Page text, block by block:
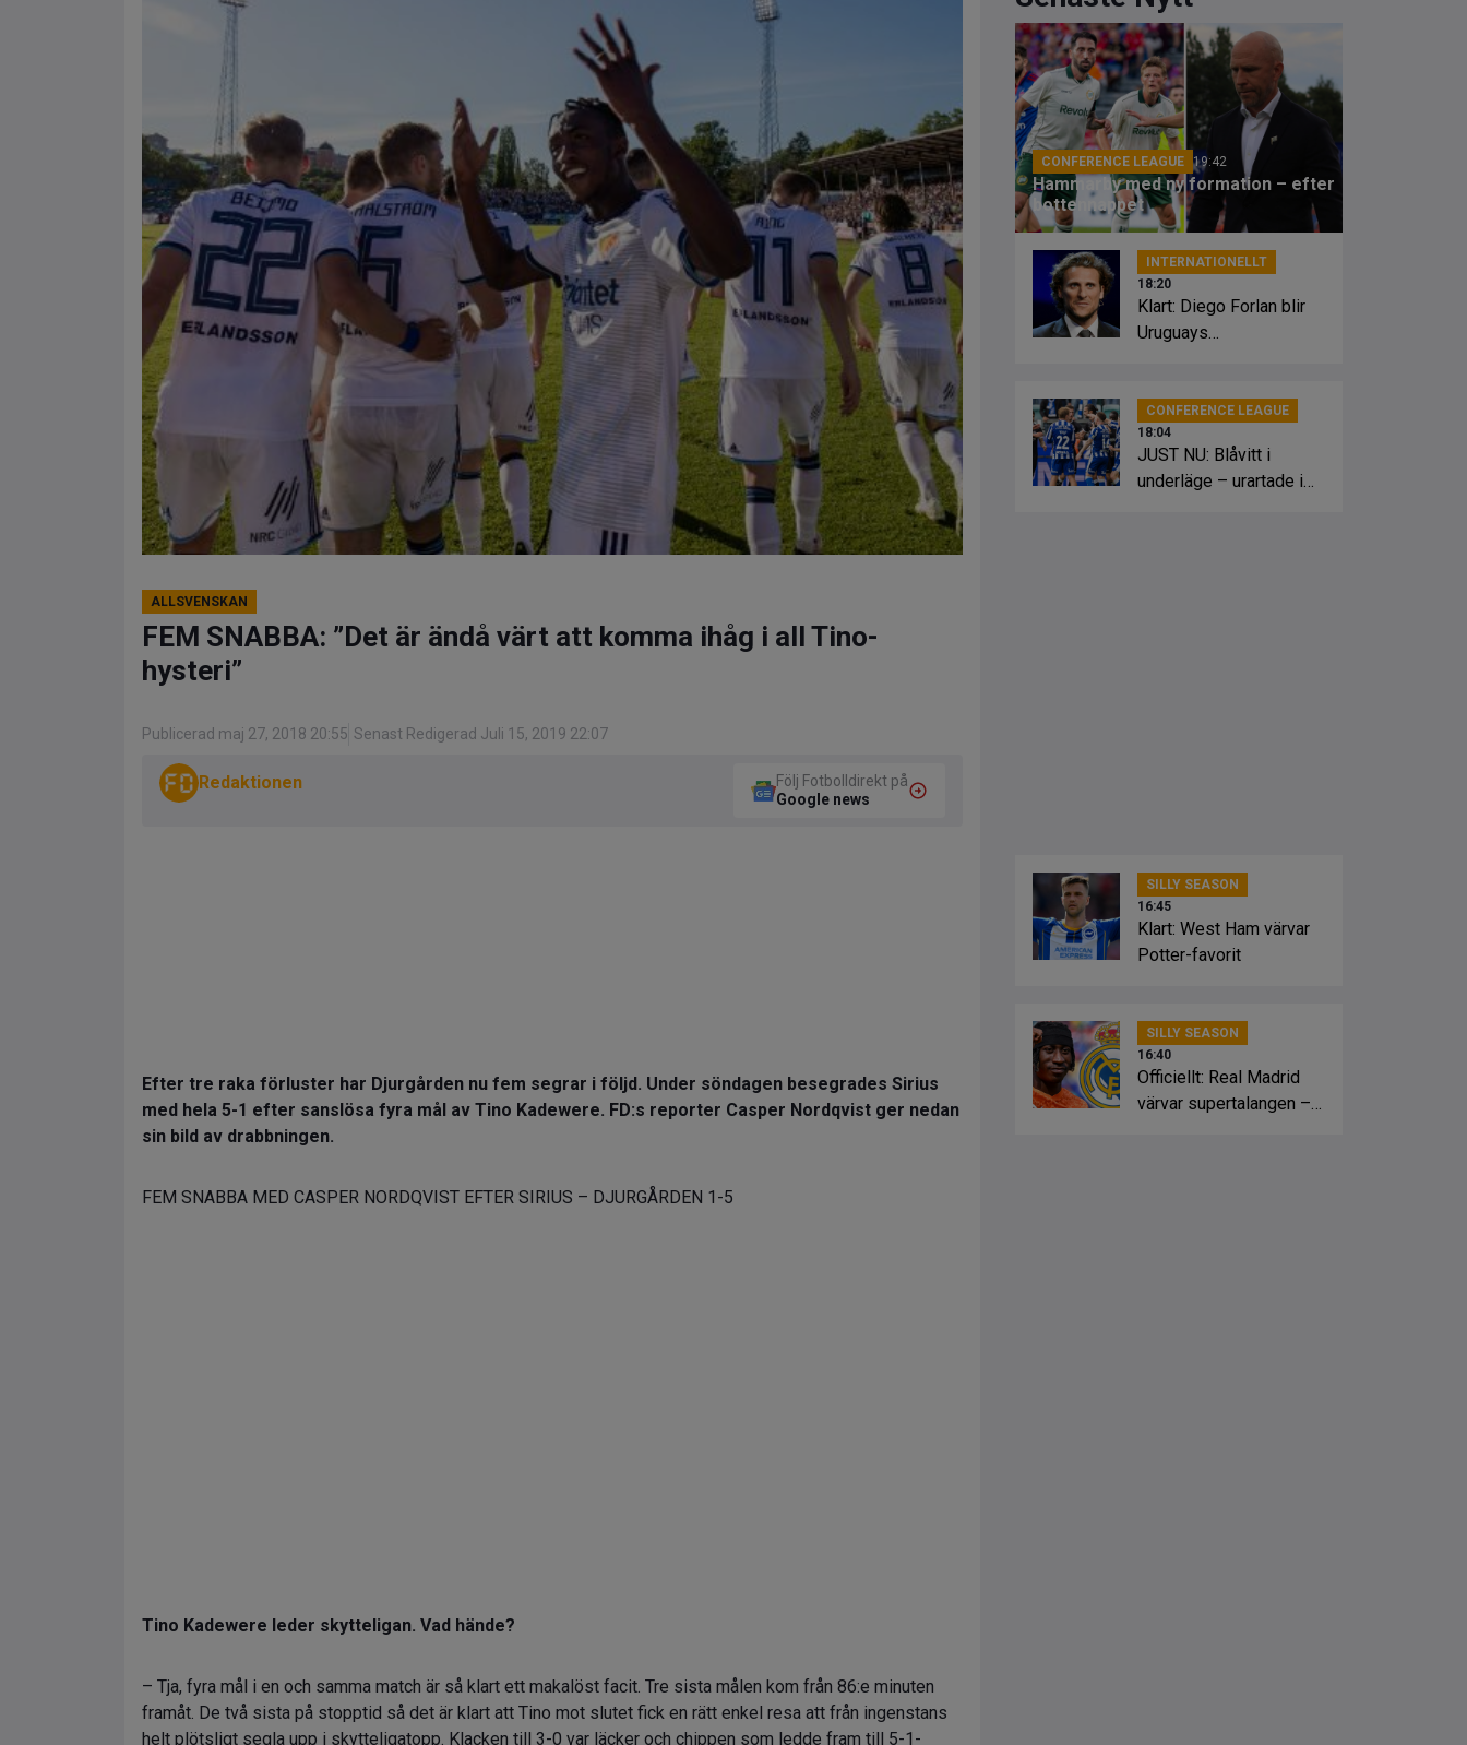
ALLSVENSKAN
FEM SNABBA: ”Det är ändå värt att komma ihåg i all Tino-
hysteri”
Publicerad maj 27, 2018 20:55 Senast Redigerad Juli 15, 2019 22:07
Redaktionen
Följ Fotbolldirekt på
Google news
Efter tre raka förluster har Djurgården nu fem segrar i följd. Under söndagen besegrades Sirius
med hela 5-1 efter sanslösa fyra mål av Tino Kadewere. FD:s reporter Casper Nordqvist ger nedan
sin bild av drabbningen.
FEM SNABBA MED CASPER NORDQVIST EFTER SIRIUS – DJURGÅRDEN 1-5
Tino Kadewere leder skytteligan. Vad hände?
– Tja, fyra mål i en och samma match är så klart ett makalöst facit. Tre sista målen kom från 86:e minuten
framåt. De två sista på stopptid så det är klart att Tino mot slutet fick en rätt enkel resa att från ingenstans
helt plötsligt segla upp i skytteligatopp. Klacken till 3-0 var läcker och chippen som ledde fram till 5-1-
CONFERENCE LEAGUE 19:42
Hammarby med ny formation – efter
bottennappet
INTERNATIONELLT
18:20
Klart: Diego Forlan blir
Uruguays
CONFERENCE LEAGUE
18:04
JUST NU: Blåvitt i
underläge – urartade i
SILLY SEASON
16:45
Klart: West Ham värvar
Potter-favorit
SILLY SEASON
16:40
Officiellt: Real Madrid
värvar supertalangen –